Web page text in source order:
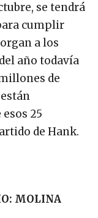
se tendrá
cumplir
a los
año todavía
de
25
de Hank.
MOLINA